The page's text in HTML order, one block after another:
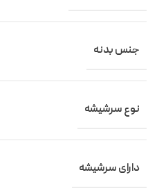
جنس بدنه
نوع سرشیشه
دارای سرشیشه